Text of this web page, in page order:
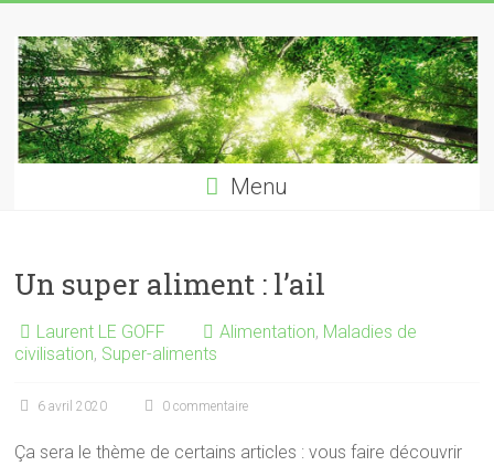
content
Laurent
LE
GOFF
naturopatheMenu
Un super aliment : l’ail
Laurent LE GOFF Alimentation, Maladies de
civilisation, Super-aliments
6 avril 2020 0 commentaire
Ça sera le thème de certains articles : vous faire découvrir